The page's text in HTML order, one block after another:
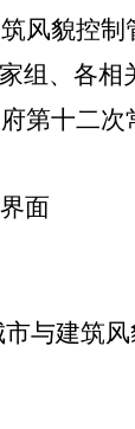
风貌控制
组、各相
第十二
面
与建筑风